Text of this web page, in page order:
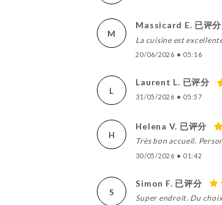
M
Massicard E. 已评分
La cuisine est
20/06/2026 • 05:16
L
Laurent L. 已评分
31/05/2026 • 05:57
H
Helena V. 已评分
Très bon accueil.
30/05/2026 • 01:42
S
Simon F. 已评分
Super endroit. Du